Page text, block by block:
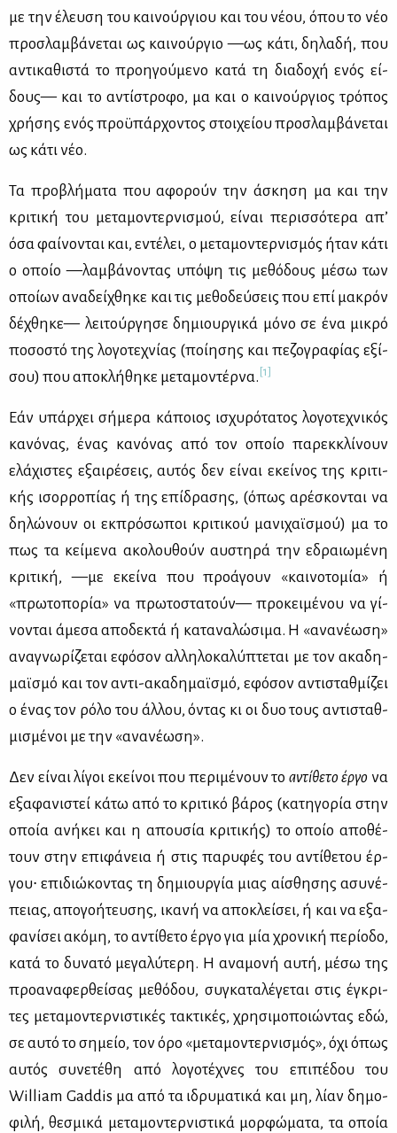
με την έλευ­ση του και­νούρ­γιου και του νέ­ου, όπου το νέο
προ­σλαμ­βά­νε­ται ως και­νούρ­γιο —ως κά­τι, δη­λα­δή, που
αντι­κα­θι­στά το προη­γού­με­νο κα­τά τη δια­δο­χή ενός εί­
δους— και το αντί­στρο­φο, μα και ο και­νούρ­γιος τρό­πος
χρή­σης ενός προ­ϋ­πάρ­χο­ντος στοι­χεί­ου προ­σλαμ­βά­νε­ται
ως κά­τι νέο.
Τα προ­βλή­μα­τα που αφο­ρούν την άσκη­ση μα και την
κρι­τι­κή του με­τα­μο­ντερ­νι­σμού, εί­ναι πε­ρισ­σό­τε­ρα απ’
όσα φαί­νο­νται και, εντέ­λει, ο με­τα­μο­ντερ­νι­σμός ήταν κά­τι
ο οποίο —λαμ­βά­νο­ντας υπό­ψη τις με­θό­δους μέ­σω των
οποί­ων ανα­δεί­χθη­κε και τις με­θο­δεύ­σεις που επί μα­κρόν
δέ­χθη­κε— λει­τούρ­γη­σε δη­μιουρ­γι­κά μό­νο σε ένα μι­κρό
πο­σο­στό της λο­γο­τε­χνί­ας (ποί­η­σης και πε­ζο­γρα­φί­ας εξί­
σου) που απο­κλή­θη­κε με­τα­μο­ντέρ­να. [1]
Εάν υπάρ­χει σή­με­ρα κά­ποιος ισχυ­ρό­τα­τος λο­γο­τε­χνι­κός
κα­νό­νας, ένας κα­νό­νας από τον οποίο πα­ρεκ­κλί­νουν
ελά­χι­στες εξαι­ρέ­σεις, αυ­τός δεν εί­ναι εκεί­νος της κρι­τι­
κής ισορ­ρο­πί­ας ή της επί­δρα­σης, (όπως αρέ­σκο­νται να
δη­λώ­νουν οι εκ­πρό­σω­ποι κρι­τι­κού μα­νι­χαϊ­σμού) μα το
πως τα κεί­με­να ακο­λου­θούν αυ­στη­ρά την εδραιω­μέ­νη
κρι­τι­κή, —με εκεί­να που προ­ά­γουν «και­νο­το­μία» ή
«πρω­το­πο­ρία» να πρω­το­στα­τούν— προ­κει­μέ­νου να γί­
νο­νται άμε­σα απο­δε­κτά ή κα­τα­να­λώ­σι­μα. Η «ανα­νέ­ω­ση»
ανα­γνω­ρί­ζε­ται εφό­σον αλ­λη­λο­κα­λύ­πτε­ται με τον ακα­δη­
μαϊ­σμό και τον αντι-ακα­δη­μαϊ­σμό, εφό­σον αντι­σταθ­μί­ζει
ο ένας τον ρό­λο του άλ­λου, όντας κι οι δυο τους αντι­σταθ­
μι­σμέ­νοι με την «ανα­νέ­ω­ση».
Δεν εί­ναι λί­γοι εκεί­νοι που πε­ρι­μέ­νουν το αντί­θε­το έρ­γο να
εξα­φα­νι­στεί κά­τω από το κρι­τι­κό βά­ρος (κα­τη­γο­ρία στην
οποία ανή­κει και η απου­σία κρι­τι­κής) το οποίο απο­θέ­
τουν στην επι­φά­νεια ή στις πα­ρυ­φές του αντί­θε­του έρ­
γου∙ επι­διώ­κο­ντας τη δη­μιουρ­γία μιας αί­σθη­σης ασυ­νέ­
πειας, απο­γο­ή­τευ­σης, ικα­νή να απο­κλεί­σει, ή και να εξα­
φα­νί­σει ακό­μη, το αντί­θε­το έρ­γο για μία χρο­νι­κή πε­ρί­ο­δο,
κα­τά το δυ­να­τό με­γα­λύ­τε­ρη. Η ανα­μο­νή αυ­τή, μέ­σω της
προ­α­να­φερ­θεί­σας με­θό­δου, συ­γκα­τα­λέ­γε­ται στις έγκρι­
τες με­τα­μο­ντερ­νι­στι­κές τα­κτι­κές, χρη­σι­μο­ποιώ­ντας εδώ,
σε αυ­τό το ση­μείο, τον όρο «με­τα­μο­ντερ­νι­σμός», όχι όπως
αυ­τός συ­νε­τέ­θη από λο­γο­τέ­χνες του επι­πέ­δου του
William Gaddis μα από τα ιδρυ­μα­τι­κά και μη, λί­αν δη­μο­
φι­λή, θε­σμι­κά με­τα­μο­ντερ­νι­στι­κά μορ­φώ­μα­τα, τα οποία